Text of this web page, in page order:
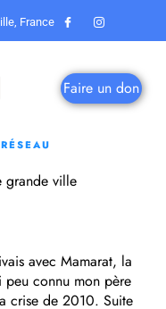
France
Faire un don
grande ville
avec Mamarat, la
peu connu mon père
crise de 2010. Suite